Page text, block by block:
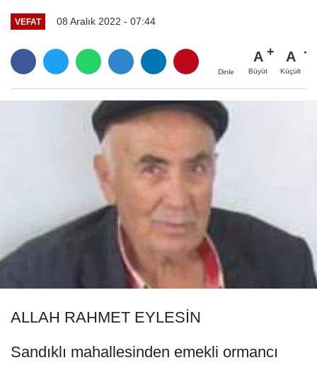
VEFAT 08 Aralık 2022 - 07:44
Dinle
A
Büyüt
A
Küçült
ALLAH RAHMET EYLESİN
Sandıklı mahallesinden emekli ormancı